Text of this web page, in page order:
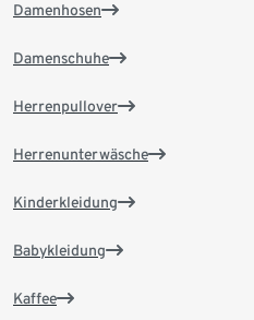
Damenhosen
Damenschuhe
Herrenpullover
Herrenunterwäsche
Kinderkleidung
Babykleidung
Kaffee